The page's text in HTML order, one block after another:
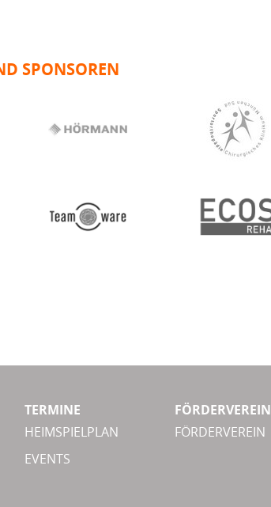
SPONSOREN
TERMINE
HEIMSPIELPLAN
EVENTS
FÖRDERVEREIN
FÖRDERVEREIN